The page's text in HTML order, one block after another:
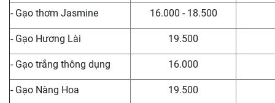
- Gạo thơm Jasmine 16.000 - 18.500
- Gạo Hương Lài 19.500
- Gạo trắng thông dụng 16.000
- Gạo Nàng Hoa 19.500